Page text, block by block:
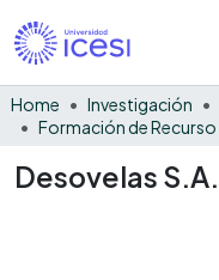
Home Investigación
Desovelas S.A.